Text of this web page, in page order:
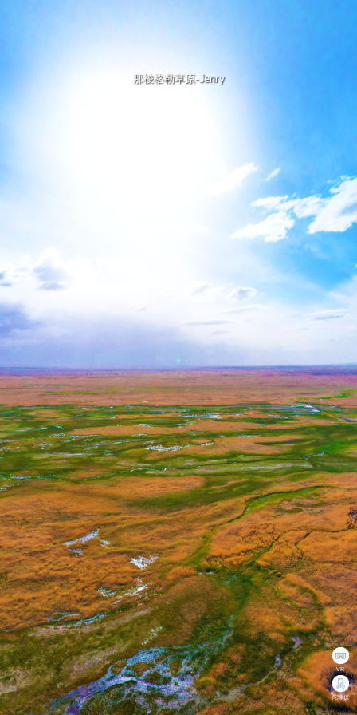
那棱格勒草原-Jenry
全景品牌馆
VR
陀螺仪